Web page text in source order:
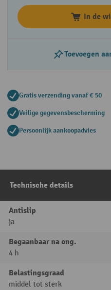
In de
Toevoegen
Gratis verzending vanaf € 50
Veilige gegevensbescherming
Persoonlijk aankoopadvies
Technische details
Antislip
ja
Begaanbaar na ong.
4 h
Belastingsgraad
middel tot sterk